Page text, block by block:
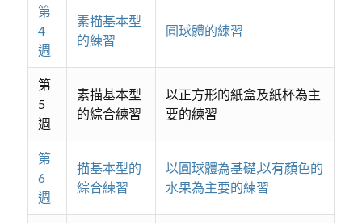
第
4
週
素描基本型
的練習
圓球體的練習
第
5
週
素描基本型
的綜合練習
以正方形的紙盒及紙杯為主
要的練習
第
6
週
描基本型的
綜合練習
以圓球體為基礎,以有顏色的
水果為主要的練習